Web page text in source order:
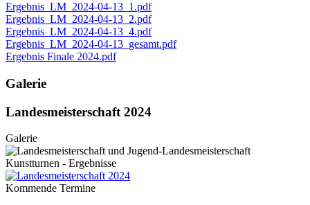
Ergebnis_LM_2024-04-13_1.pdf
Ergebnis_LM_2024-04-13_2.pdf
Ergebnis_LM_2024-04-13_4.pdf
Ergebnis_LM_2024-04-13_gesamt.pdf
Ergebnis Finale 2024.pdf
Galerie
Landesmeisterschaft 2024
Galerie
Kommende Termine